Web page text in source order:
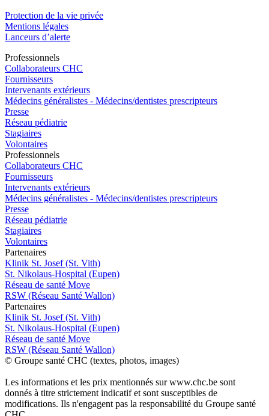
Protection de la vie privée
Mentions légales
Lanceurs d’alerte
Professionnels
Collaborateurs CHC
Fournisseurs
Intervenants extérieurs
Médecins généralistes - Médecins/dentistes prescripteurs
Presse
Réseau pédiatrie
Stagiaires
Volontaires
Professionnels
Collaborateurs CHC
Fournisseurs
Intervenants extérieurs
Médecins généralistes - Médecins/dentistes prescripteurs
Presse
Réseau pédiatrie
Stagiaires
Volontaires
Partenaires
Klinik St. Josef (St. Vith)
St. Nikolaus-Hospital (Eupen)
Réseau de santé Move
RSW (Réseau Santé Wallon)
Partenaires
Klinik St. Josef (St. Vith)
St. Nikolaus-Hospital (Eupen)
Réseau de santé Move
RSW (Réseau Santé Wallon)
© Groupe santé CHC (textes, photos, images)
Les informations et les prix mentionnés sur www.chc.be sont
donnés à titre strictement indicatif et sont susceptibles de
modifications. Ils n'engagent pas la responsabilité du Groupe santé